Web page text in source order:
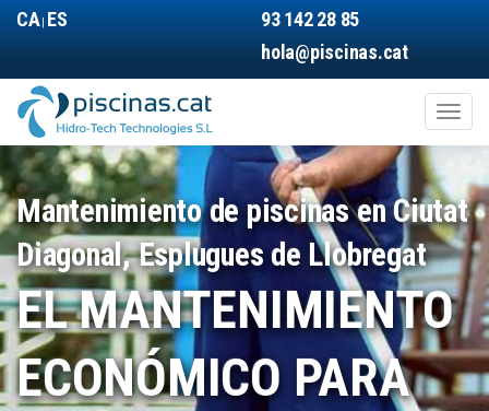
Pasar
principal
CA| ES
93 142 28 85
hola@piscinas.cat
Main
navigation
Mantenimiento de piscinas en Ciutat
Diagonal, Esplugues de Llobregat
EL MANTENIMIENTO
ECONÓMICO PARA